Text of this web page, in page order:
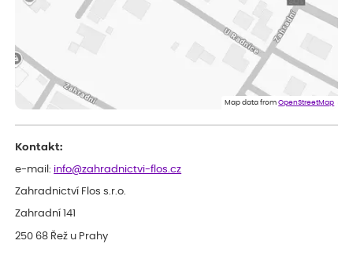
Jarda
ověřený nákup
Dobrý den, byli jsme spokojeni
Eshop, objednání bylo v pořádku, žádný problém. Jen jsem byla
smutná z dodávky jedné kytky, která nebyla v nejlepší kondici a i
Map data fromOpenStreetMap
Kontakt:
e-mail: info@zahradnictvi-flos.cz
Zahradnictví Flos s.r.o.
Zahradní 141
250 68 Řež u Prahy